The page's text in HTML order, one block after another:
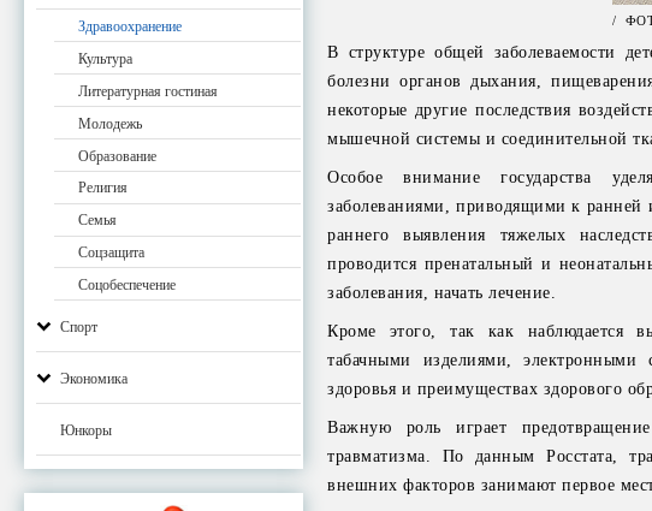
Здравоохранение
Культура
Литературная гостиная
Молодежь
Образование
Религия
Семья
Соцзащита
Соцобеспечение
Спорт
Экономика
Юнкоры
/
В структуре общей заболеваемости
болезни органов дыхания,
некоторые другие последствия
мышечной системы и соединительной
Особое внимание государства
заболеваниями, приводящими к
раннего выявления тяжелых
проводится пренатальный и
заболевания, начать лечение.
Кроме этого, так как наблюдается
табачными изделиями,
здоровья и преимуществах здорового
Важную роль играет
травматизма. По данным Росстата,
внешних факторов занимают первое